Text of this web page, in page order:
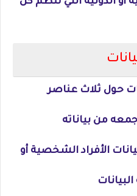
حول ثلاث عناصر
من بياناته
الأفراد الشخصية أو